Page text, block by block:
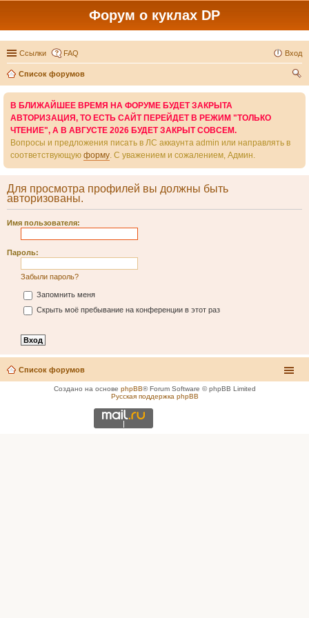
Форум о куклах DP
Ссылки FAQ Вход
Список форумов
В БЛИЖАЙШЕЕ ВРЕМЯ НА ФОРУМЕ БУДЕТ ЗАКРЫТА
АВТОРИЗАЦИЯ, ТО ЕСТЬ САЙТ ПЕРЕЙДЕТ В РЕЖИМ "ТОЛЬКО
ЧТЕНИЕ", А В АВГУСТЕ 2026 БУДЕТ ЗАКРЫТ СОВСЕМ.
Вопросы и предложения писать в ЛС аккаунта admin или направлять в
соответствующую форму. С уважением и сожалением, Админ.
Для просмотра профилей вы должны быть
авторизованы.
Имя пользователя:
Пароль:
Забыли пароль?
Запомнить меня
Скрыть моё пребывание на конференции в этот раз
Список форумов
Создано на основе phpBB® Forum Software © phpBB Limited
Русская поддержка phpBB